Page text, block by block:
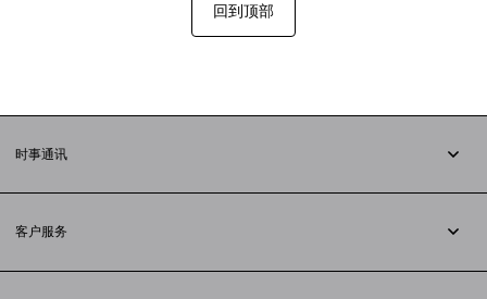
回到顶部
时事通讯
客户服务